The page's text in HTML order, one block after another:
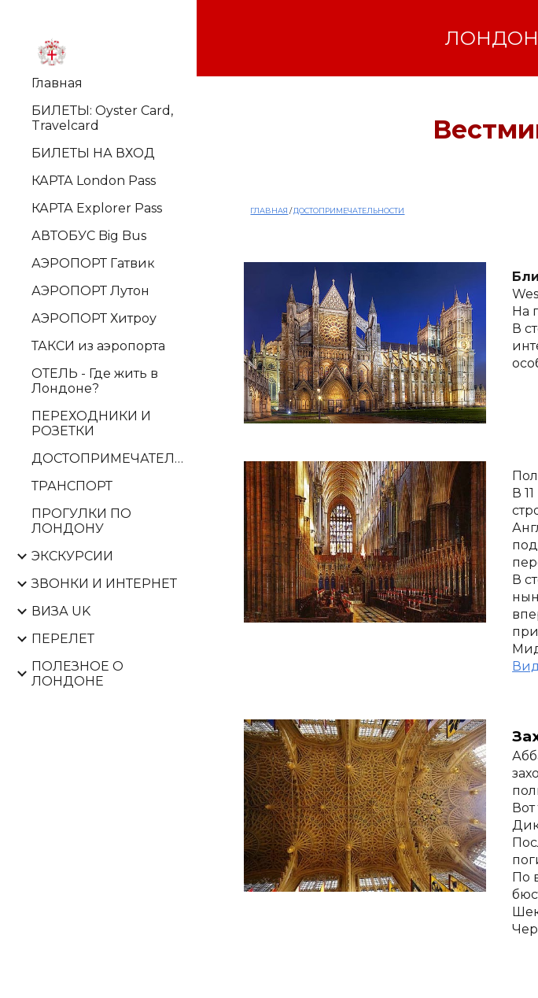
Skip to main content
Главная
БИЛЕТЫ: Oyster Card,
Travelcard
БИЛЕТЫ НА ВХОД
КАРТА London Pass
КАРТА Explorer Pass
АВТОБУС Big Bus
АЭРОПОРТ Гатвик
АЭРОПОРТ Лутон
АЭРОПОРТ Хитроу
ТАКСИ из аэропорта
ОТЕЛЬ - Где жить в
Лондоне?
ПЕРЕХОДНИКИ И
РОЗЕТКИ
ДОСТОПРИМЕЧАТЕЛЬНОСТИ
ТРАНСПОРТ
ПРОГУЛКИ ПО
ЛОНДОНУ
ЭКСКУРСИИ
ЗВОНКИ И ИНТЕРНЕТ
ВИЗА UK
ПЕРЕЛЕТ
ПОЛЕЗНОЕ О
ЛОНДОНЕ
ГЛАВНАЯ / ДОСТОПРИМЕЧАТЕЛЬНОСТИ
На
В
В
В
По